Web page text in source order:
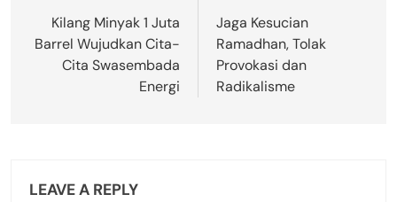
navigation
Kilang Minyak 1 Juta
Barrel Wujudkan Cita-
Cita Swasembada
Energi
Jaga Kesucian
Ramadhan, Tolak
Provokasi dan
Radikalisme
LEAVE A REPLY